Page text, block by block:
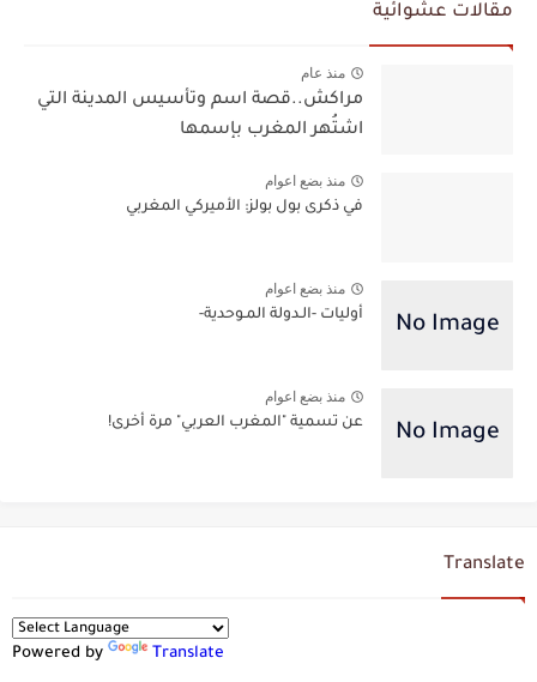
مقالات عشوائية
منذ عام
مراكش..قصة اسم وتأسيس المدينة التي
اشتُهر المغرب بإسمها
منذ بضع اعوام
في ذكرى بول بولز: الأميركي المغربي
منذ بضع اعوام
أوليات -الـدولة المـوحدية-
منذ بضع اعوام
عن تسمية "المغرب العربي" مرة أخرى!
Translate
Powered by Translate